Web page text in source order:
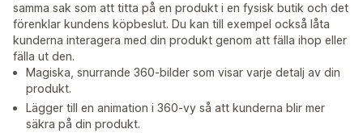
samma sak som att titta på en produkt i en fysisk butik och det
förenklar kundens köpbeslut. Du kan till exempel också låta
kunderna interagera med din produkt genom att fälla ihop eller
fälla ut den.
Magiska, snurrande 360-bilder som visar varje detalj av din
produkt.
Lägger till en animation i 360-vy så att kunderna blir mer
säkra på din produkt.